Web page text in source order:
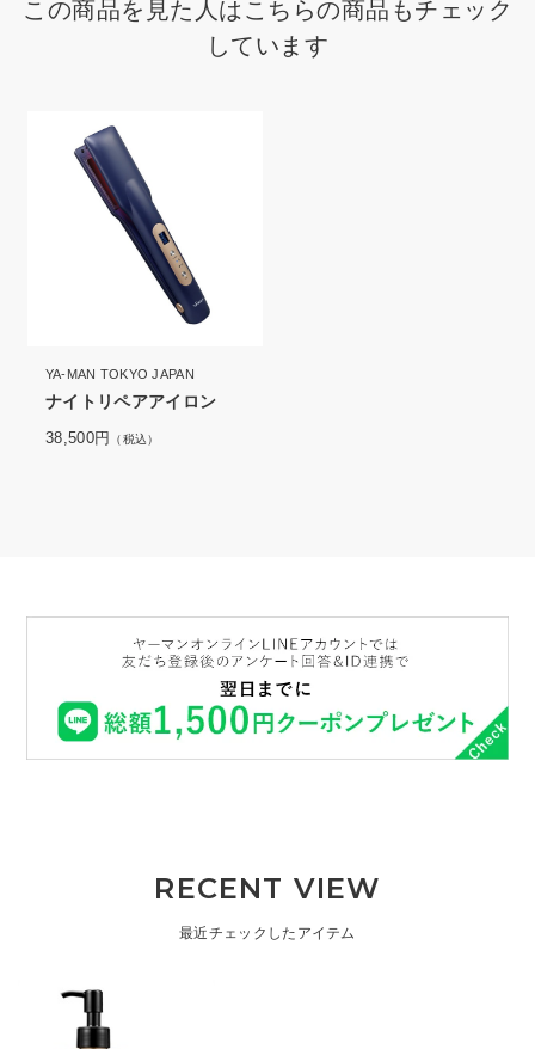
この商品を見た人はこちらの商品もチェック
しています
YA-MAN TOKYO JAPAN
ナイトリペアアイロン
38,500円 （税込）
RECENT VIEW
最近チェックしたアイテム